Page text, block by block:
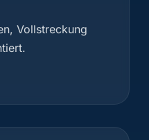
Vollstreckung